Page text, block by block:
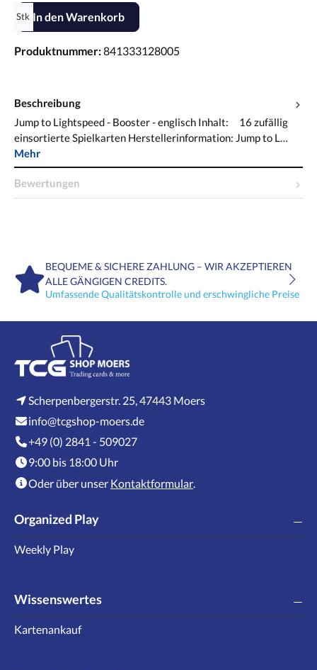
Produkt Anzahl: Gib den gewünschten Wert ein oder benutze die
Stk In den Warenkorb
Produktnummer:841333128005
Beschreibung
Jump to Lightspeed - Booster - englisch Inhalt: 16 zufällig
einsortierte Spielkarten Herstellerinformation: Jump to L…
Mehr
Bewertungen
BEQUEME & SICHERE ZAHLUNG – WIR AKZEPTIEREN
ALLE GÄNGIGEN CREDITS.
Umfassende Qualitätskontrolle und erschwingliche Preise
Scherpenbergerstr. 25, 47443 Moers
info@tcgshop-moers.de
+49 (0) 2841 - 509027
9:00 bis 18:00 Uhr
Oder über unser Kontaktformular
Organized Play
Weekly Play
Wissenswertes
Kartenankauf